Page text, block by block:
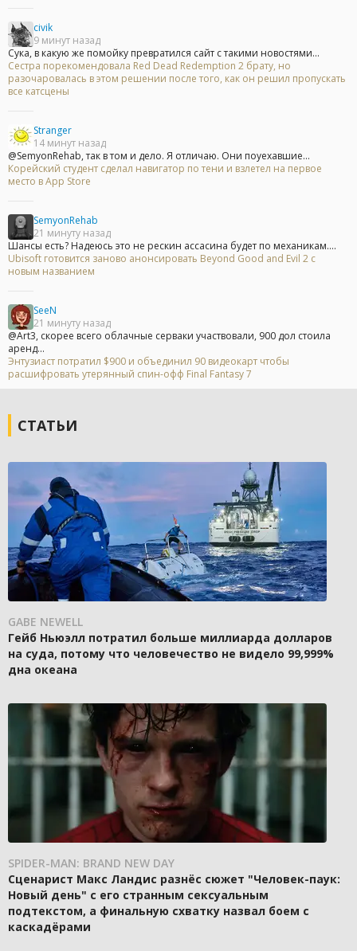
civik
9 минут назад
Сука, в какую же помойку превратился сайт с такими новостями...
Сестра порекомендовала Red Dead Redemption 2 брату, но
разочаровалась в этом решении после того, как он решил пропускать
все катсцены
Stranger
14 минут назад
@SemyonRehab, так в том и дело. Я отличаю. Они поуехавшие...
Корейский студент сделал навигатор по тени и взлетел на первое
место в App Store
SemyonRehab
21 минуту назад
Шансы есть? Надеюсь это не рескин ассасина будет по механикам....
Ubisoft готовится заново анонсировать Beyond Good and Evil 2 с
новым названием
SeeN
21 минуту назад
@Art3, скорее всего облачные серваки участвовали, 900 дол стоила
аренд...
Энтузиаст потратил $900 и объединил 90 видеокарт чтобы
расшифровать утерянный спин-офф Final Fantasy 7
СТАТЬИ
GABE NEWELL
Гейб Ньюэлл потратил больше миллиарда долларов
на суда, потому что человечество не видело 99,999%
дна океана
SPIDER-MAN: BRAND NEW DAY
Сценарист Макс Ландис разнёс сюжет "Человек-паук:
Новый день" с его странным сексуальным
подтекстом, а финальную схватку назвал боем с
каскадёрами